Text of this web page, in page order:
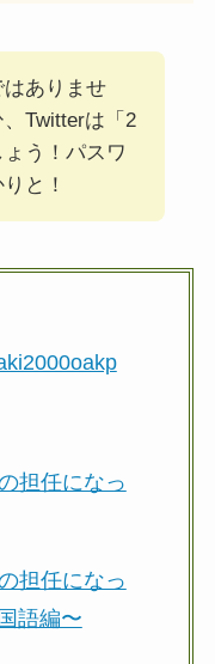
ありませ
Twitterは「2
う！パスワ
と！
担任になっ
担任になっ
語編〜